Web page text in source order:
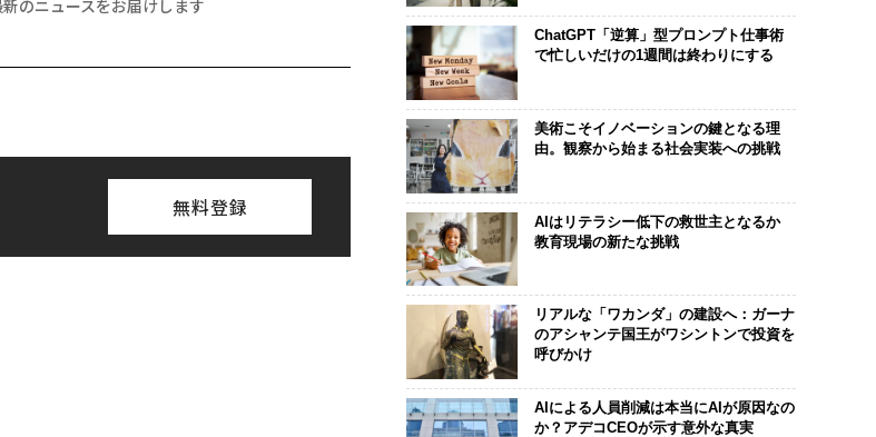
のニュースをお届けします
無料登録
ChatGPT「逆算」型プロンプト仕事術
で忙しいだけの1週間は終わりにする
美術こそイノベーションの鍵となる理
由。観察から始まる社会実装への挑戦
AIはリテラシー低下の救世主となるか
教育現場の新たな挑戦
リアルな「ワカンダ」の建設へ：ガーナ
のアシャンテ国王がワシントンで投資を
呼びかけ
AIによる人員削減は本当にAIが原因なの
か？アデコCEOが示す意外な真実